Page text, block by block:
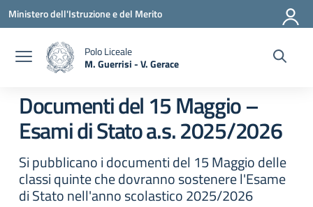
Vai ai contenuti
Vai al menu di navigazione
Vai al footer
Ministero dell'Istruzione e del Merito
Polo Liceale
M. Guerrisi - V. Gerace
Documenti del 15 Maggio –
Esami di Stato a.s. 2025/2026
Si pubblicano i documenti del 15 Maggio delle
classi quinte che dovranno sostenere l'Esame
di Stato nell'anno scolastico 2025/2026